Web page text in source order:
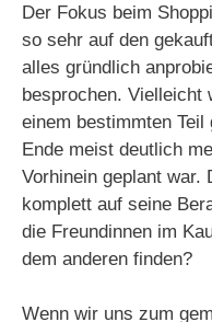
Der Fokus beim
so sehr auf den
alles gründlich
besprochen. Vielleicht
einem bestimmten
Ende meist deutlich
Vorhinein geplant war.
komplett auf seine
die Freundinnen im
dem anderen finden?
Wenn wir uns zum